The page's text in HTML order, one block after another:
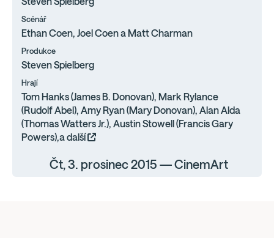
Scénář
Ethan Coen, Joel Coen a Matt Charman
Produkce
Steven Spielberg
Hrají
Tom Hanks (James B. Donovan), Mark Rylance
(Rudolf Abel), Amy Ryan (Mary Donovan), Alan Alda
(Thomas Watters Jr.), Austin Stowell (Francis Gary
Powers),a další
Čt, 3. prosinec 2015 — CinemArt